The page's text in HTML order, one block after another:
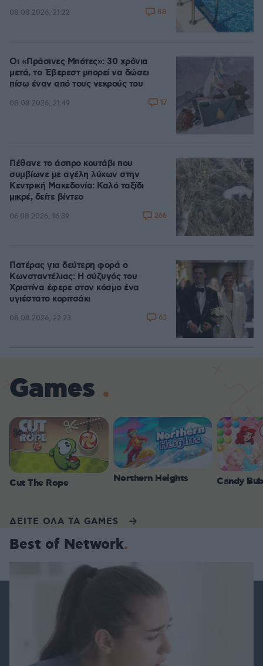
08.08.2026, 21:22 88
Οι «Πράσινες Μπότες»: 30 χρόνια
μετά, το Έβερεστ μπορεί να δώσει
πίσω έναν από τους νεκρούς του
08.08.2026, 21:49 17
Πέθανε το άσπρο κουτάβι που
συμβίωνε με αγέλη λύκων στην
Κεντρική Μακεδονία: Καλό ταξίδι
μικρέ, δείτε βίντεο
06.08.2026, 16:39 266
Πατέρας για δεύτερη φορά ο
Κωνσταντέλιας: Η σύζυγός του
Χριστίνα έφερε στον κόσμο ένα
υγιέστατο κοριτσάκι
08.08.2026, 22:23 63
Games
Cut The Rope Northern Heights Candy
ΔΕΙΤΕ ΟΛΑ ΤΑ GAMES
Best of Network